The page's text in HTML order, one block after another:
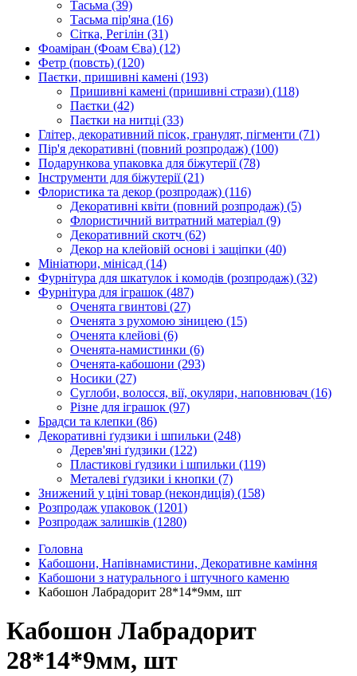
Тасьма (39)
Тасьма пір'яна (16)
Сітка, Регілін (31)
Фоаміран (Фоам Єва) (12)
Фетр (повсть) (120)
Паєтки, пришивні камені (193)
Пришивні камені (пришивні стрази) (118)
Паєтки (42)
Паєтки на нитці (33)
Глітер, декоративний пісок, гранулят, пігменти (71)
Пір'я декоративні (повний розпродаж) (100)
Подарункова упаковка для біжутерії(78)
Інструменти для біжутерії(21)
Флористика та декор (розпродаж) (116)
Декоративні квіти (повний розпродаж) (5)
Флористичний витратний матеріал (9)
Декоративний скотч (62)
Декор на клейовій основі і защіпки (40)
Мініатюри, мінісад (14)
Фурнітура для шкатулок і комодів (розпродаж) (32)
Фурнітура для іграшок (487)
Оченята гвинтові (27)
Оченята з рухомою зіницею (15)
Оченята клейові (6)
Оченята-намистинки (6)
Оченята-кабошони (293)
Носики (27)
Суглоби, волосся, вії, окуляри, наповнювач (16)
Різне для іграшок (97)
Брадси та клепки (86)
Декоративні ґудзики і шпильки (248)
Дерев'яні ґудзики (122)
Пластикові ґудзики і шпильки (119)
Металеві ґудзики і кнопки (7)
Знижений у ціні товар (некондиція) (158)
Розпродаж упаковок (1201)
Розпродаж залишків (1280)
Головна
Кабошони, Напівнамистини, Декоративне каміння
Кабошони з натурального і штучного каменю
Кабошон Лабрадорит 28*14*9мм, шт
Кабошон Лабрадорит
28*14*9мм, шт